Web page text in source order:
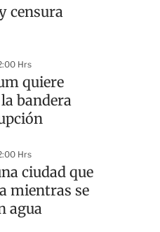
censura
Hrs
quiere
bandera
Hrs
ciudad que
mientras se
agua